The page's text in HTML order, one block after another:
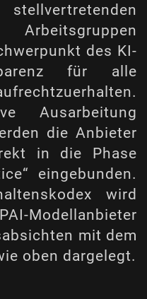
des KI-
für alle
Ausarbeitung
die Anbieter
in die Phase
eingebunden.
wird
Modellanbieter
mit dem
oben dargelegt.